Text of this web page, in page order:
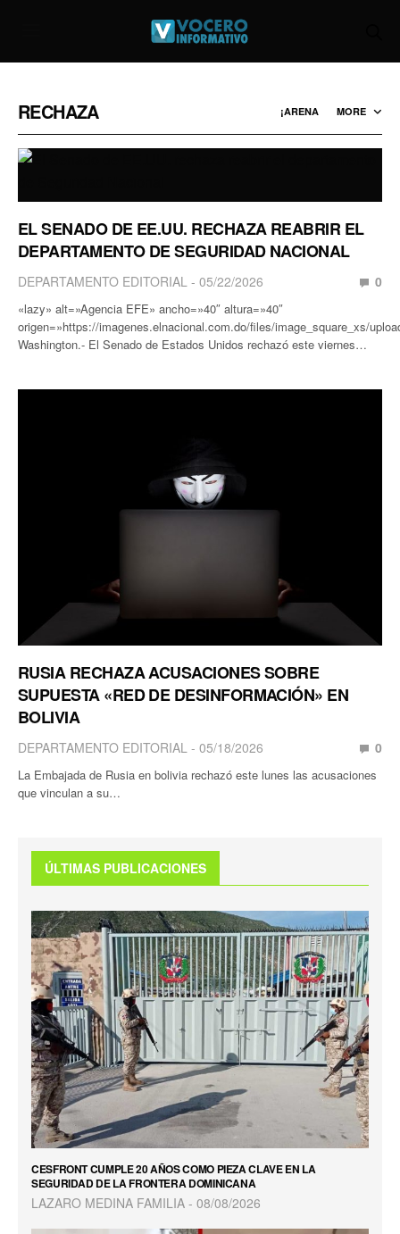
RECHAZA ¡ARENA MORE
EL SENADO DE EE.UU. RECHAZA REABRIR EL
DEPARTAMENTO DE SEGURIDAD NACIONAL
DEPARTAMENTO EDITORIAL 05/22/2026 0
«lazy» alt=»Agencia EFE» ancho=»40″ altura=»40″
origen=»https://imagenes.elnacional.com.do/files/image_square_xs/
Washington.- El Senado de Estados Unidos rechazó este viernes…
RUSIA RECHAZA ACUSACIONES SOBRE
SUPUESTA «RED DE DESINFORMACIÓN» EN
BOLIVIA
DEPARTAMENTO EDITORIAL 05/18/2026 0
La Embajada de Rusia en bolivia rechazó este lunes las acusaciones
que vinculan a su…
ÚLTIMAS PUBLICACIONES
CESFRONT CUMPLE 20 AÑOS COMO PIEZA CLAVE EN LA
SEGURIDAD DE LA FRONTERA DOMINICANA
LAZARO MEDINA FAMILIA 08/08/2026